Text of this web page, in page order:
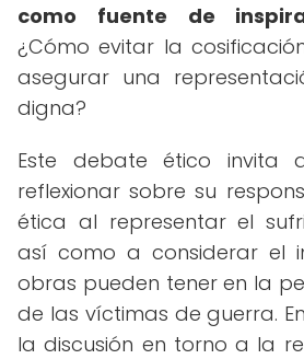
como fuente de
¿Cómo evitar la
asegurar una
digna?
Este debate ético invita
reflexionar sobre su
ética al representar el
así como a considerar el
obras pueden tener en la
de las víctimas de guerra.
la discusión en torno a la